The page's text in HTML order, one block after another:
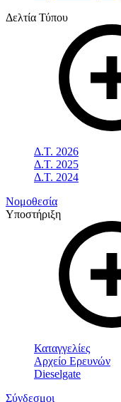
Δελτία Τύπου
Δ.Τ. 2026
Δ.Τ. 2025
Δ.Τ. 2024
Νομοθεσία
Υποστήριξη
Καταγγελίες
Αρχείο Ερευνών
Dieselgate
Σύνδεσμοι